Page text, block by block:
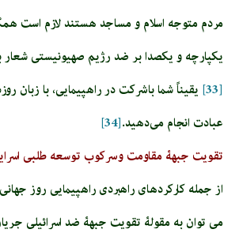
مردم متوجه اسلام و مساجد هستند لازم است
یکپارچه و یکصدا بر ضد رژیم صهیونیستی شعار
[33]
یقیناً شما با شرکت در راهپیمایی، با زبان
عبادت انجام می‌دهید.[34]
تقویت جبهۀ مقاومت و سرکوب توسعه طلبی
از جمله کارکردهای راهبردی راهپیمایی روز
می توان به مقولۀ تقویت جبهۀ ضد اسرائیلی